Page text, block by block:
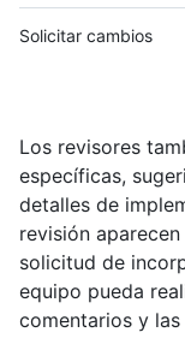
Solicitar cambios
Los revisores
específicas,
detalles de
revisión
solicitud de
equipo pueda
comentarios y las